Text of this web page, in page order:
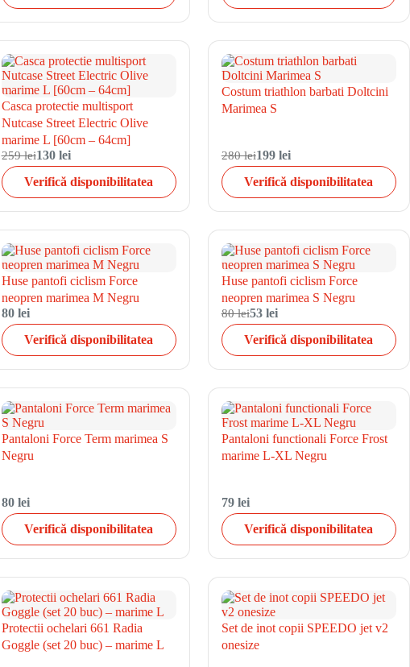
Casca protectie multisport
Nutcase Street Electric Olive
marime L [60cm – 64cm]
259 lei130 lei
Verifică disponibilitatea
Costum triathlon barbati Doltcini
Marimea S
280 lei199 lei
Verifică disponibilitatea
Huse pantofi ciclism Force
neopren marimea M Negru
80 lei
Verifică disponibilitatea
Huse pantofi ciclism Force
neopren marimea S Negru
80 lei53 lei
Verifică disponibilitatea
Pantaloni Force Term marimea S
Negru
80 lei
Verifică disponibilitatea
Pantaloni functionali Force Frost
marime L-XL Negru
79 lei
Verifică disponibilitatea
Protectii ochelari 661 Radia
Goggle (set 20 buc) – marime L
Set de inot copii SPEEDO jet v2
onesize